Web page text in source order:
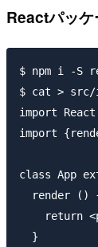
Reactパッ
$ npm i -S
$ cat > src/
import
import
class App
render ()
return
  }